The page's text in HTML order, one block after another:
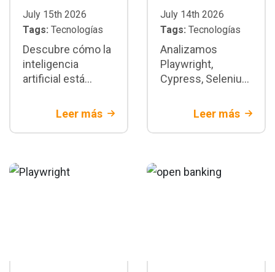
July 15th 2026
Tags: Tecnologías
Descubre cómo la
inteligencia
artificial está
automatización de
Playwright:
tests,
mantenimiento y
Leer más
July 14th 2026
Tags: Tecnologías
Analizamos
Playwright,
Cypress, Selenium
criterios técnicos
Descubre cuándo
mejor decisión
para tu proyecto.
Leer más